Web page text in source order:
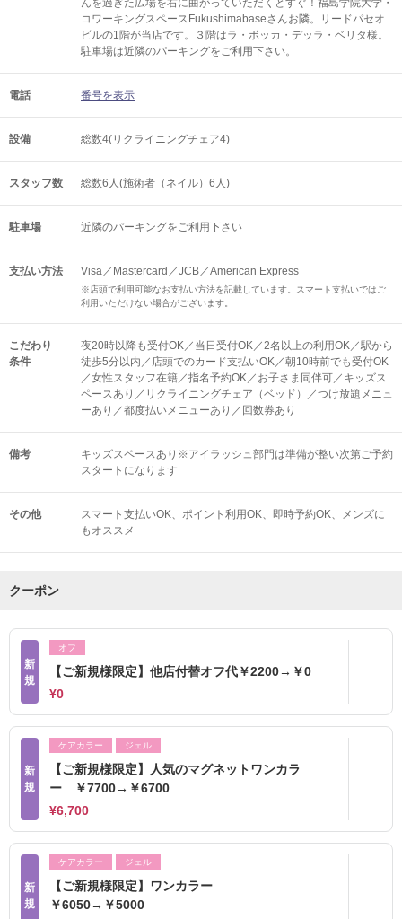
んを過ぎた広場を右に曲がっていただくとすぐ！福島学院大学・
コワーキングスペースFukushimabaseさんお隣。リードパセオ
ビルの1階が当店です。３階はラ・ボッカ・デッラ・ベリタ様。
駐車場は近隣のパーキングをご利用下さい。
電話 番号を表示
設備 総数4(リクライニングチェア4)
スタッフ数 総数6人(施術者（ネイル）6人)
駐車場 近隣のパーキングをご利用下さい
支払い方法 Visa／Mastercard／JCB／American Express
※店頭で利用可能なお支払い方法を記載しています。スマート支払いではご
利用いただけない場合がございます。
こだわり
条件
夜20時以降も受付OK／当日受付OK／2名以上の利用OK／駅から
徒歩5分以内／店頭でのカード支払いOK／朝10時前でも受付OK
／女性スタッフ在籍／指名予約OK／お子さま同伴可／キッズス
ペースあり／リクライニングチェア（ベッド）／つけ放題メニュ
ーあり／都度払いメニューあり／回数券あり
備考
キッズスペースあり※アイラッシュ部門は準備が整い次第ご予約
スタートになります
その他 スマート支払いOK ポイント利用OK 即時予約OK
メンズに
もオススメ
クーポン
新
規
オフ
【ご新規様限定】他店付替オフ代￥2200→￥0
¥0
新
規
ケアカラー ジェル
【ご新規様限定】人気のマグネットワンカラ
ー ￥7700→￥6700
¥6,700
新
規
ケアカラー ジェル
【ご新規様限定】ワンカラー
￥6050→￥5000